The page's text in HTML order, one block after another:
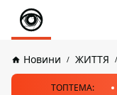
Новини ЖИТТЯ
ТОПТЕМА: